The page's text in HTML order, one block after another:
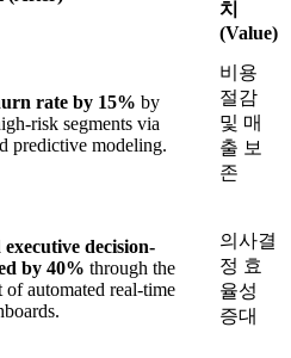
치
(Value)
rate by 15% by
risk segments via
predictive modeling.
비용
절감
및 매
출 보
존
decision-
by 40% through the
of automated real-time
의사결
정 효
율성
증대